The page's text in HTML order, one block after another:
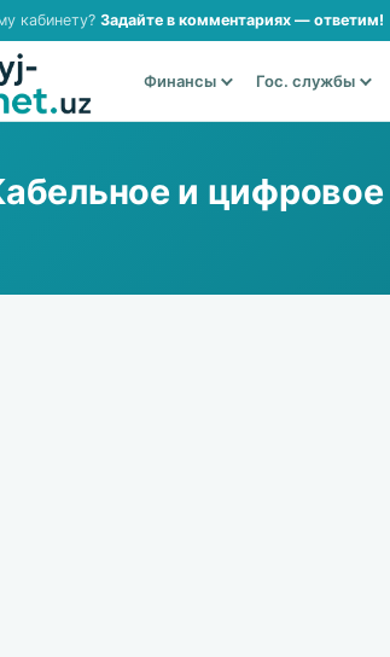
кабинету? Задайте в комментариях — ответим!
Финансы Гос. службы
и